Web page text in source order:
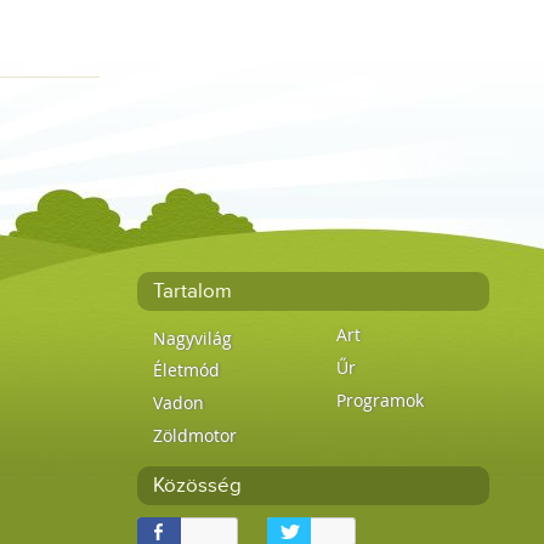
Tartalom
Nagyvilág
Életmód
Vadon
Zöldmotor
Art
Űr
Programok
Közösség